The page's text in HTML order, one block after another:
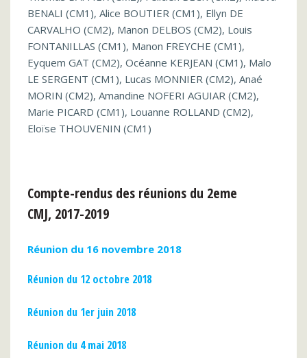
BENALI (CM1), Alice BOUTIER (CM1), Ellyn DE
CARVALHO (CM2), Manon DELBOS (CM2), Louis
FONTANILLAS (CM1), Manon FREYCHE (CM1),
Eyquem GAT (CM2), Océanne KERJEAN (CM1), Malo
LE SERGENT (CM1), Lucas MONNIER (CM2), Anaé
MORIN (CM2), Amandine NOFERI AGUIAR (CM2),
Marie PICARD (CM1), Louanne ROLLAND (CM2),
Eloïse THOUVENIN (CM1)
Compte-rendus des réunions du 2eme
CMJ, 2017-2019
Réunion du 16 novembre 2018
Réunion du 12 octobre 2018
Réunion du 1er juin 2018
Réunion du 4 mai 2018